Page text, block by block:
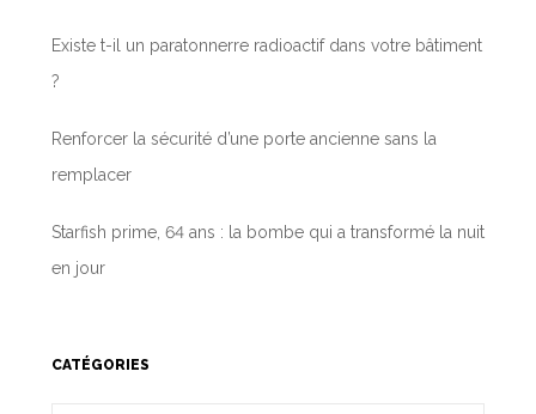
Existe t-il un paratonnerre radioactif dans votre bâtiment
?
Renforcer la sécurité d’une porte ancienne sans la
remplacer
Starfish prime, 64 ans : la bombe qui a transformé la nuit
en jour
CATÉGORIES